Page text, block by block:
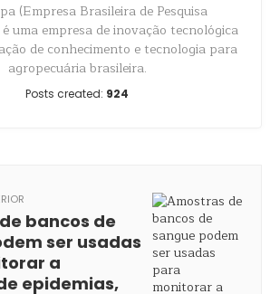
(Empresa Brasileira de Pesquisa
uma empresa de inovação tecnológica
de conhecimento e tecnologia para
agropecuária brasileira.
Posts created: 924
bancos de
ser usadas
a
epidemias,